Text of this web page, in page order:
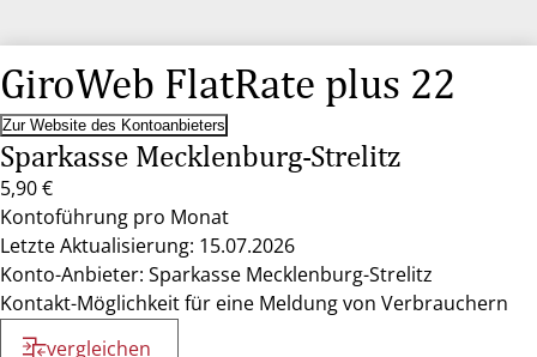
GiroWeb FlatRate plus 22
Zur Website des Kontoanbieters
Sparkasse Mecklenburg-Strelitz
5,90 €
Kontoführung pro Monat
Letzte Aktualisierung: 15.07.2026
Konto-Anbieter: Sparkasse Mecklenburg-Strelitz
Kontakt-Möglichkeit für eine Meldung von Verbrauchern
vergleichen